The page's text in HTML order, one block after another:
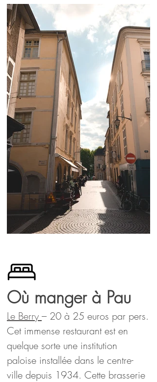
Où manger à Pau
Le Berry – 20 à 25 euros par pers.
Cet immense restaurant est en
quelque sorte une institution
paloise installée dans le centre-
ville depuis 1934. Cette brasserie